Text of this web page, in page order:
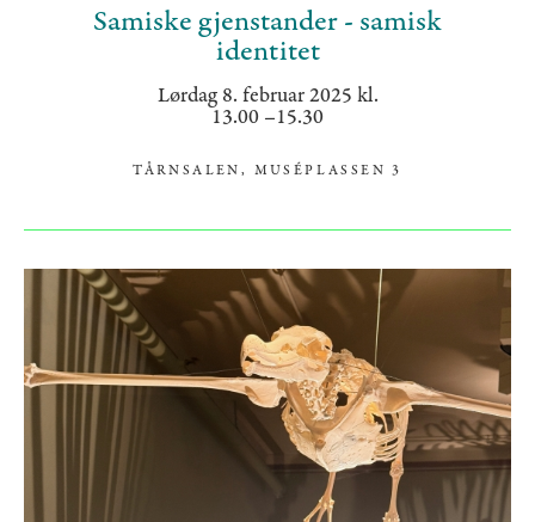
Samiske gjenstander - samisk
identitet
Lørdag 8. februar 2025 kl.
13.00 –15.30
TÅRNSALEN, MUSÉPLASSEN 3